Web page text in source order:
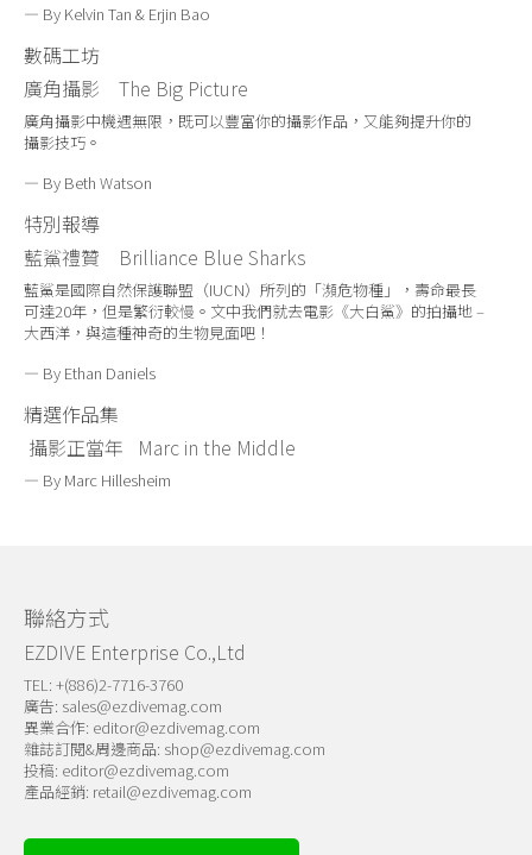
— By Kelvin Tan & Erjin Bao
數碼工坊
廣角攝影
The Big Picture
廣角攝影中機遇無限，既可以豐富你的攝影作品，又能夠提升你的
攝影技巧。
— By Beth Watson
特別報導
藍鯊禮贊 Brilliance Blue Sharks
藍鯊是國際自然保護聯盟（IUCN）所列的「瀕危物種」，壽命最長
可達20年，但是繁衍較慢。文中我們就去電影《大白鯊》的拍攝地 –
大西洋，與這種神奇的生物見面吧！
— By Ethan Daniels
精選作品集
攝影正當年 Marc in the Middle
— By Marc Hillesheim
聯絡方式
EZDIVE Enterprise Co.,Ltd
TEL: +(886)2-7716-3760
廣告: sales@ezdivemag.com
異業合作: editor@ezdivemag.com
雜誌訂閱&周邊商品: shop@ezdivemag.com
投稿: editor@ezdivemag.com
產品經銷: retail@ezdivemag.com